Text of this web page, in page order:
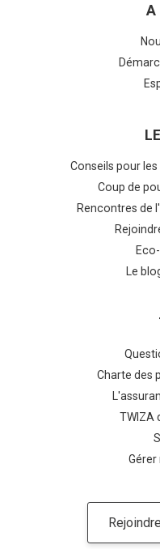
A
Conseils pour
Coup de
Rencontres de
Le
Charte des
TWIZA